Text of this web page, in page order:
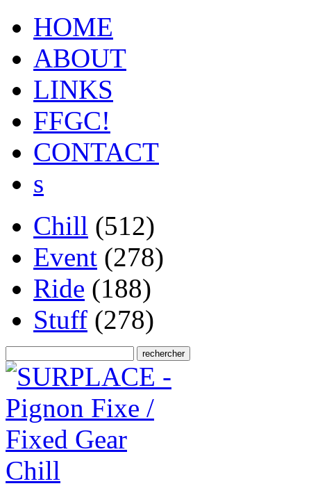
HOME
ABOUT
LINKS
FFGC!
CONTACT
s
Chill (512)
Event (278)
Ride (188)
Stuff (278)
Chill